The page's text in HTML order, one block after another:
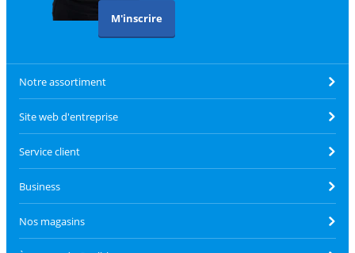
M'inscrire
Notre assortiment
Site web d'entreprise
Service client
Business
Nos magasins